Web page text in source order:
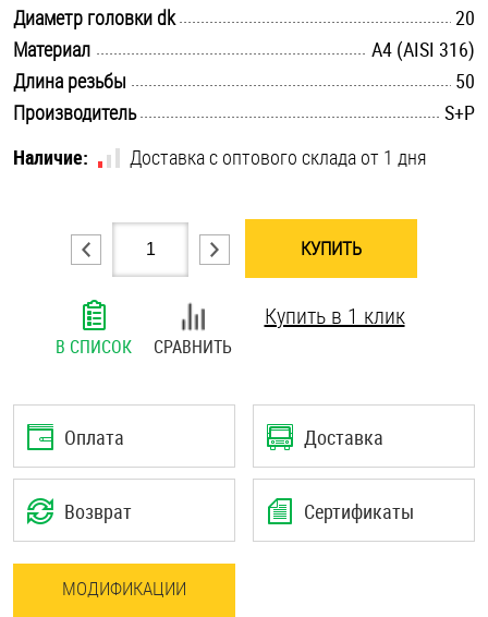
Шпильки
Шплинты
Штифты и пальцы
Диаметр головки dk
20
Материал
A4 (AISI 316)
Длина резьбы
50
Производитель
S+P
Наличие:
Доставка с оптового склада от 1 дня
КУПИТЬ
В СПИСОК СРАВНИТЬ
Купить в 1 клик
Оплата Доставка
Возврат Сертификаты
МОДИФИКАЦИИ